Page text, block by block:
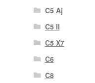
C5 Aj
C5 II
C5 X7
C6
C8